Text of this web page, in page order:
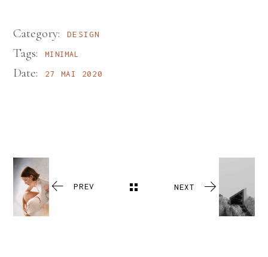
Category: DESIGN
Tags: MINIMAL
Date: 27 MAI 2020
PREV NEXT